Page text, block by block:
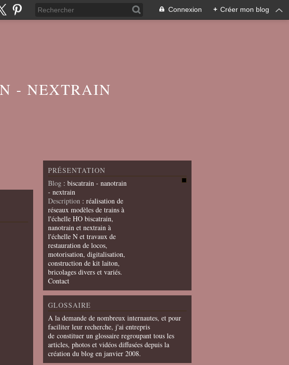
Connexion + Créer mon blog
- NEXTRAIN
PRÉSENTATION
Blog : biscatrain - nanotrain
- nextrain
Description : réalisation de
réseaux modèles de trains à
l'échelle HO biscatrain,
nanotrain et nextrain à
l'échelle N et travaux de
restauration de locos,
motorisation, digitalisation,
construction de kit laiton,
bricolages divers et variés.
Contact
GLOSSAIRE
A la demande de nombreux internautes, et pour
faciliter leur recherche, j'ai entrepris
de constituer un glossaire regroupant tous les
articles, photos et vidéos diffusées depuis la
création du blog en janvier 2008.